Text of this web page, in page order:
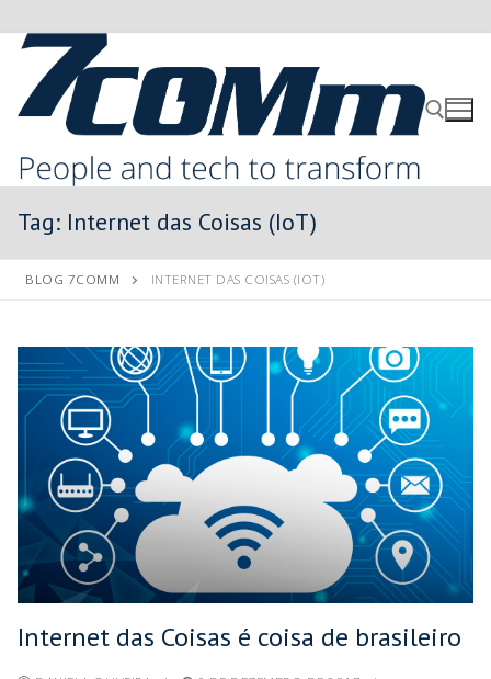
Tag: Internet das Coisas (IoT)
BLOG 7COMM INTERNET DAS COISAS (IOT)
Internet das Coisas é coisa de brasileiro